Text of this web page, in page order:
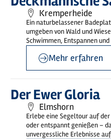
Kremperheide
Ein naturbelassener
umgeben von Wald und
Schwimmen, Entspannen
erfahren
Mehr erfahren
Der Ewer Gloria
Elmshorn
Erlebe eine Segeltour auf
oder entspannt genießen –
unvergessliche Erlebnisse
Mehr
erfahren